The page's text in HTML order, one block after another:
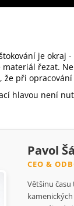
je okraj
řezat.
že při
hlavou není
Pavol
CEO &
Většinu